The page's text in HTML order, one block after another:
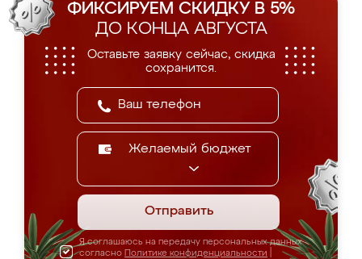
ФИКСИРУЕМ СКИДКУ В 5%
ДО КОНЦА АВГУСТА
Оставьте заявку сейчас, скидка
сохранится.
Желаемый бюджет
Отправить
Я соглашаюсь на передачу персональных данных
согласно Политике конфиденциальности